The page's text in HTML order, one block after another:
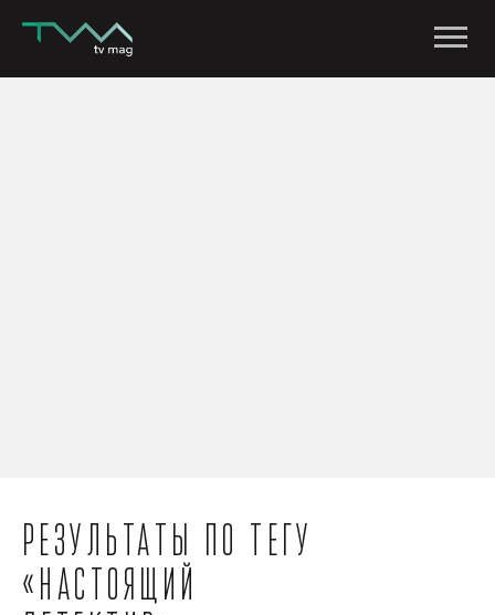
Результаты по тегу
«Настоящий